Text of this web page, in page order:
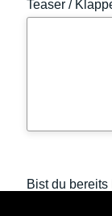
Teaser /
Bist du